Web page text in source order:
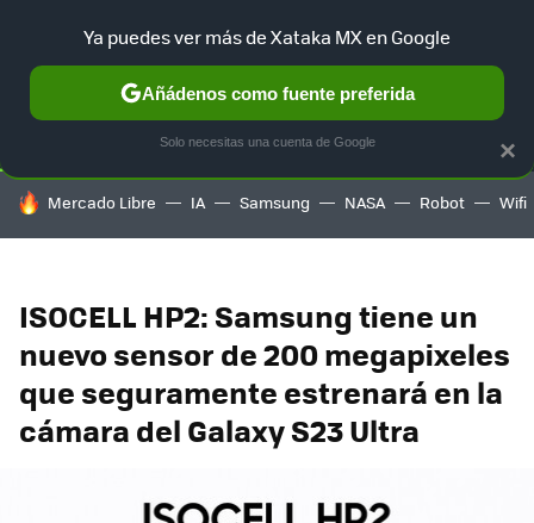
SELECCIÓN GAMING HOME AUTO TERRITORIO
HOY SE HABLA DE
Mercado Libre IA Samsung NASA Robot Wifi
ISOCELL HP2: Samsung tiene un
nuevo sensor de 200 megapixeles
que seguramente estrenará en la
cámara del Galaxy S23 Ultra
×
Ya puedes ver más de Xataka MX en Google
Añádenos como fuente preferida
Solo necesitas una cuenta de Google